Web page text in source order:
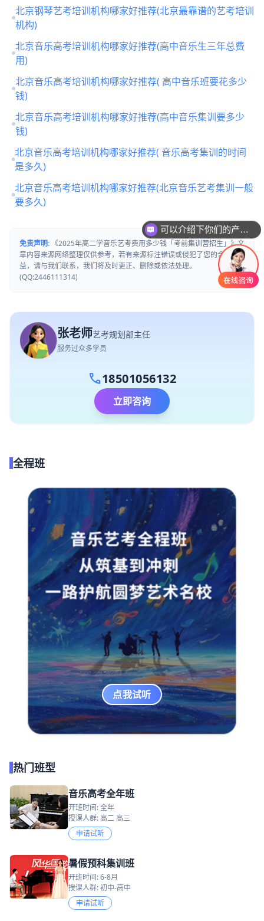
北京钢琴艺考培训机构哪家好推荐(北京最靠谱的艺考培训
机构)
北京音乐高考培训机构哪家好推荐(高中音乐生三年总费
用)
北京音乐高考培训机构哪家好推荐( 高中音乐班要花多少
钱)
北京音乐高考培训机构哪家好推荐(高中音乐集训要多少
钱)
北京音乐高考培训机构哪家好推荐( 音乐高考集训的时间
是多久)
北京音乐高考培训机构哪家好推荐(北京音乐艺考集训一般
要多久)
免责声明: 《2025年高二学音乐艺考费用多少钱「考前集训营招生」》文
章内容来源网络整理仅供参考，若有来源标注错误或侵犯了您的合法权
益，请与我们联系，我们将及时更正、删除或依法处理。
(QQ:2446111314)
张老师艺考规划部主任
服务过众多学员
call18501056132
立即咨询
全程班
点我试听
热门班型
音乐高考全年班
开班时间: 全年
授课人群: 高二 高三
申请试听
暑假预科集训班
开班时间: 6-8月
授课人群: 初中-高中
申请试听
你们是怎么收费的呢